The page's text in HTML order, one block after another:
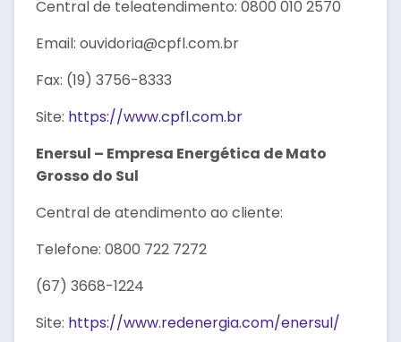
Central de teleatendimento: 0800 010 2570
Email: ouvidoria@cpfl.com.br
Fax: (19) 3756-8333
Site: https://www.cpfl.com.br
Enersul – Empresa Energética de Mato
Grosso do Sul
Central de atendimento ao cliente:
Telefone: 0800 722 7272
(67) 3668-1224
Site: https://www.redenergia.com/enersul/